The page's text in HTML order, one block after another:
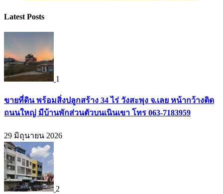
Latest Posts
1
ขายที่ดิน พร้อมสิ่งปลูกสร้าง 34 ไร่ วังสะพุง จ.เลย หน้ากว้างติด
ถนนใหญ่ มีบ้านพักส่วนตัวบนเนินเขา โทร 063-7183959
29 มิถุนายน 2026
2